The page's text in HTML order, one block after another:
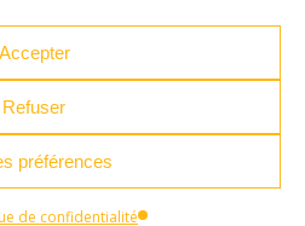
Accepter
Refuser
préférences
de confidentialité